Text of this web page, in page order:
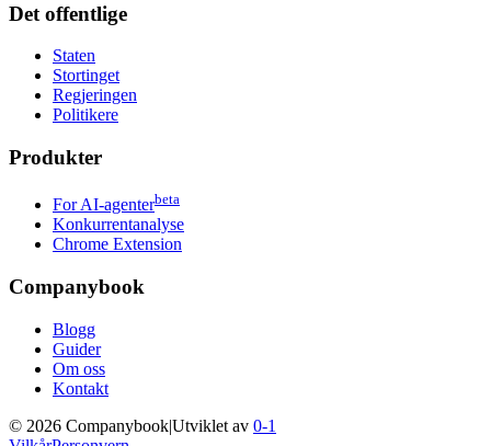
Det offentlige
Staten
Stortinget
Regjeringen
Politikere
Produkter
For AI-agenterbeta
Konkurrentanalyse
Chrome Extension
Companybook
Blogg
Guider
Om oss
Kontakt
© 2026 Companybook|Utviklet av 0-1